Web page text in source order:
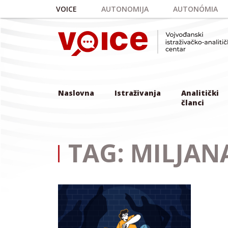
Skip to main content
VOICE AUTONOMIJA AUTONÓMIA
Naslovna Istraživanja
Analitički
članci
TAG: